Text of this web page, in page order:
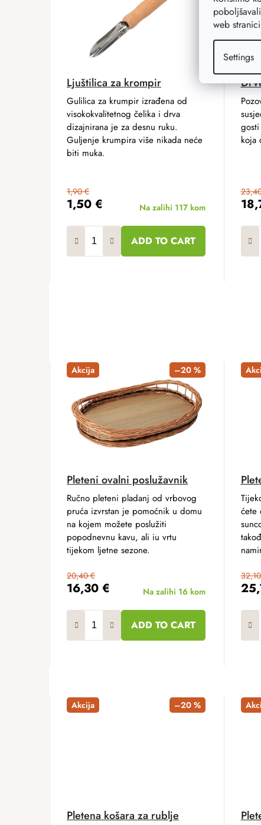
web
Settings
Ljuštilica za krompir
1,50 €
1,90 €
Na zalihi 117 kom
ADD TO CART
Gulilica za krumpir izrađena od
visokokvalitetnog čelika i drva
dizajnirana je za desnu ruku.
Guljenje krumpira više nikada neće
biti muka.
koja
Akcija –20 %
Pleteni ovalni poslužavnik
16,30 €
20,40 €
Na zalihi 16 kom
ADD TO CART
Ručno pleteni pladanj od vrbovog
pruća izvrstan je pomoćnik u domu
na kojem možete poslužiti
popodnevnu kavu, ali iu vrtu
tijekom ljetne sezone.
ćete
Akcija –20 %
Pletena košara za rublje